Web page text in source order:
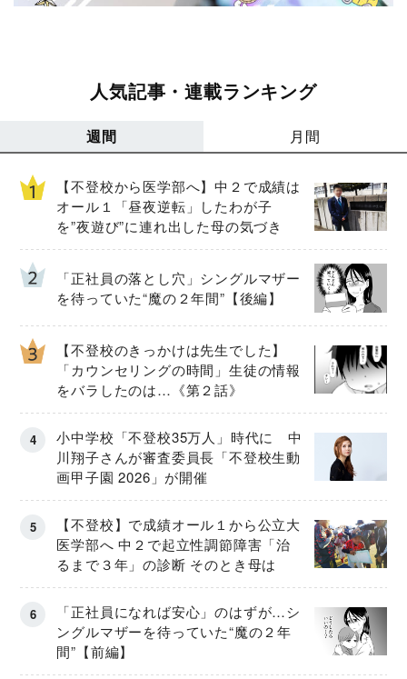
人気記事・連載ランキング
週間 月間
【不登校から医学部へ】中２で成績は
オール１「昼夜逆転」したわが子
を”夜遊び”に連れ出した母の気づき
「正社員の落とし穴」シングルマザー
を待っていた“魔の２年間”【後編】
【不登校のきっかけは先生でした】
「カウンセリングの時間」生徒の情報
をバラしたのは…《第２話》
小中学校「不登校35万人」時代に 中
川翔子さんが審査委員長「不登校生動
画甲子園 2026」が開催
【不登校】で成績オール１から公立大
医学部へ 中２で起立性調節障害「治
るまで３年」の診断 そのとき母は
「正社員になれば安心」のはずが…シ
ングルマザーを待っていた“魔の２年
間”【前編】